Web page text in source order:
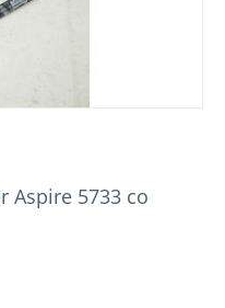
Aspire 5733 со